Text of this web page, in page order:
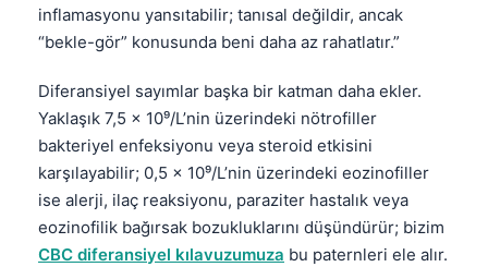
inflamasyonu yansıtabilir; tanısal değildir, ancak
“bekle-gör” konusunda beni daha az rahatlatır.”
Diferansiyel sayımlar başka bir katman daha ekler.
Yaklaşık 7,5 × 10⁹/L’nin üzerindeki nötrofiller
bakteriyel enfeksiyonu veya steroid etkisini
karşılayabilir; 0,5 × 10⁹/L’nin üzerindeki eozinofiller
ise alerji, ilaç reaksiyonu, paraziter hastalık veya
eozinofilik bağırsak bozukluklarını düşündürür; bizim
CBC diferansiyel kılavuzumuza bu paternleri ele alır.
Español
Português
Ελληνικά
Română
فارسی